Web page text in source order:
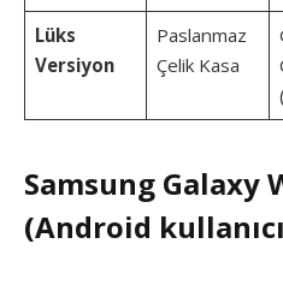
Lüks
Versiyon
Paslanmaz
Çelik Kasa
Samsung Galaxy
(Android